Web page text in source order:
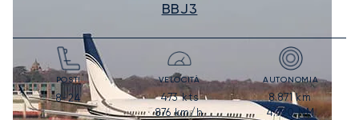
BBJ3
POSTI
8-24
VELOCITÀ
473kts
876 km/h
AUTONOMIA
8.871km
4.790NM